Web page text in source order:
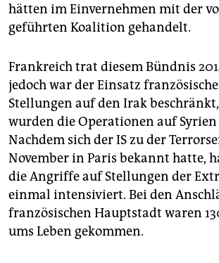
hätten im Einvernehmen mit der
geführten Koalition gehandelt.
Frankreich trat diesem Bündnis
jedoch war der Einsatz
Stellungen auf den Irak
wurden die Operationen auf Syrien
Nachdem sich der IS zu der
November in Paris bekannt hatte,
die Angriffe auf Stellungen der
einmal intensiviert. Bei den
französischen Hauptstadt waren
ums Leben gekommen.